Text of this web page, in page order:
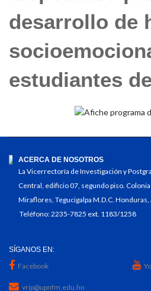
desarrollo de
estudiantes
ACERCA DE NOSOTROS
La Vicerrectoría de Investigación y
Central, edificio 07, segundo piso.
Miraflores, Tegucigalpa M.D.C.
Teléfono: 2235-7825 ext. 1183/1258
SÍGANOS EN:
Facebook
vrip@upnfm.edu.hn